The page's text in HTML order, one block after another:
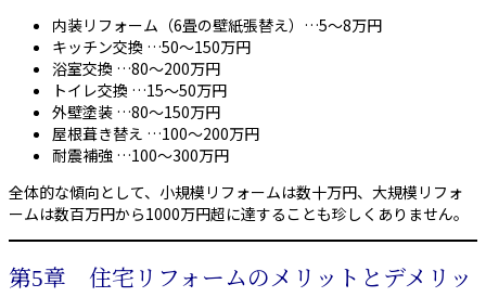
内装リフォーム（6畳の壁紙張替え）…5〜8万円
キッチン交換 …50〜150万円
浴室交換 …80〜200万円
トイレ交換 …15〜50万円
外壁塗装 …80〜150万円
屋根葺き替え …100〜200万円
耐震補強 …100〜300万円
全体的な傾向として、小規模リフォームは数十万円、大規模リフォ
ームは数百万円から1000万円超に達することも珍しくありません。
第5章 住宅リフォームのメリットとデメリッ